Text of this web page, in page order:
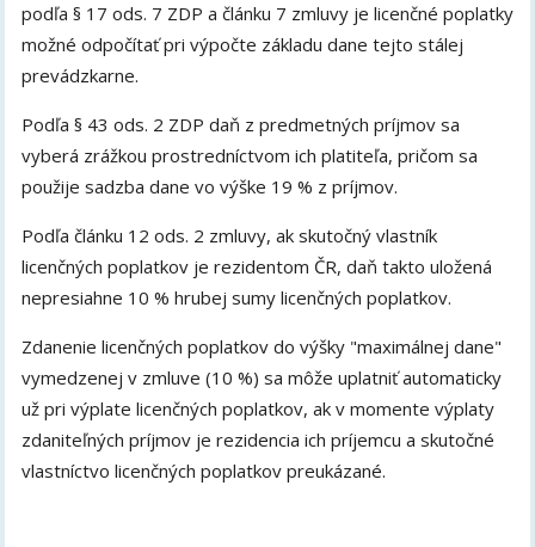
podľa § 17 ods. 7 ZDP a článku 7 zmluvy je licenčné poplatky
možné odpočítať pri výpočte základu dane tejto stálej
prevádzkarne.
Podľa § 43 ods. 2 ZDP daň z predmetných príjmov sa
vyberá zrážkou prostredníctvom ich platiteľa, pričom sa
použije sadzba dane vo výške 19 % z príjmov.
Podľa článku 12 ods. 2 zmluvy, ak skutočný vlastník
licenčných poplatkov je rezidentom ČR, daň takto uložená
nepresiahne 10 % hrubej sumy licenčných poplatkov.
Zdanenie licenčných poplatkov do výšky "maximálnej dane"
vymedzenej v zmluve (10 %) sa môže uplatniť automaticky
už pri výplate licenčných poplatkov, ak v momente výplaty
zdaniteľných príjmov je rezidencia ich príjemcu a skutočné
vlastníctvo licenčných poplatkov preukázané.